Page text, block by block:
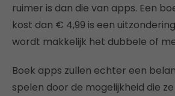
ruimer is dan die van apps. Een
kost dan € 4,99 is een
wordt makkelijk het dubbele of
Boek apps zullen echter een
spelen door de mogelijkheid die